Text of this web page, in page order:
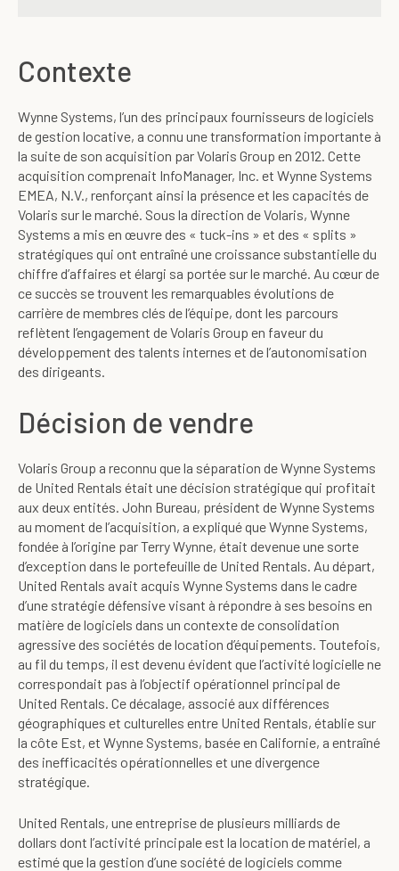
Contexte
Wynne Systems, l’un des principaux fournisseurs de logiciels
de gestion locative, a connu une transformation importante à
la suite de son acquisition par Volaris Group en 2012. Cette
acquisition comprenait InfoManager, Inc. et Wynne Systems
EMEA, N.V., renforçant ainsi la présence et les capacités de
Volaris sur le marché. Sous la direction de Volaris, Wynne
Systems a mis en œuvre des « tuck-ins » et des « splits »
stratégiques qui ont entraîné une croissance substantielle du
chiffre d’affaires et élargi sa portée sur le marché. Au cœur de
ce succès se trouvent les remarquables évolutions de
carrière de membres clés de l’équipe, dont les parcours
reflètent l’engagement de Volaris Group en faveur du
développement des talents internes et de l’autonomisation
des dirigeants.
Décision de vendre
Volaris Group a reconnu que la séparation de Wynne Systems
de United Rentals était une décision stratégique qui profitait
aux deux entités. John Bureau, président de Wynne Systems
au moment de l’acquisition, a expliqué que Wynne Systems,
fondée à l’origine par Terry Wynne, était devenue une sorte
d’exception dans le portefeuille de United Rentals. Au départ,
United Rentals avait acquis Wynne Systems dans le cadre
d’une stratégie défensive visant à répondre à ses besoins en
matière de logiciels dans un contexte de consolidation
agressive des sociétés de location d’équipements. Toutefois,
au fil du temps, il est devenu évident que l’activité logicielle ne
correspondait pas à l’objectif opérationnel principal de
United Rentals. Ce décalage, associé aux différences
géographiques et culturelles entre United Rentals, établie sur
la côte Est, et Wynne Systems, basée en Californie, a entraîné
des inefficacités opérationnelles et une divergence
stratégique.
United Rentals, une entreprise de plusieurs milliards de
dollars dont l’activité principale est la location de matériel, a
estimé que la gestion d’une société de logiciels comme